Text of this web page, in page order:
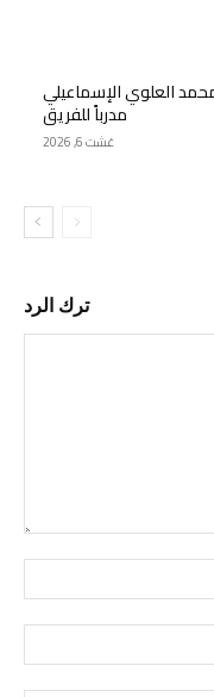
العلوي الإسماعيلي
مدرباً للفريق
غشت 6, 2026
ترك الرد